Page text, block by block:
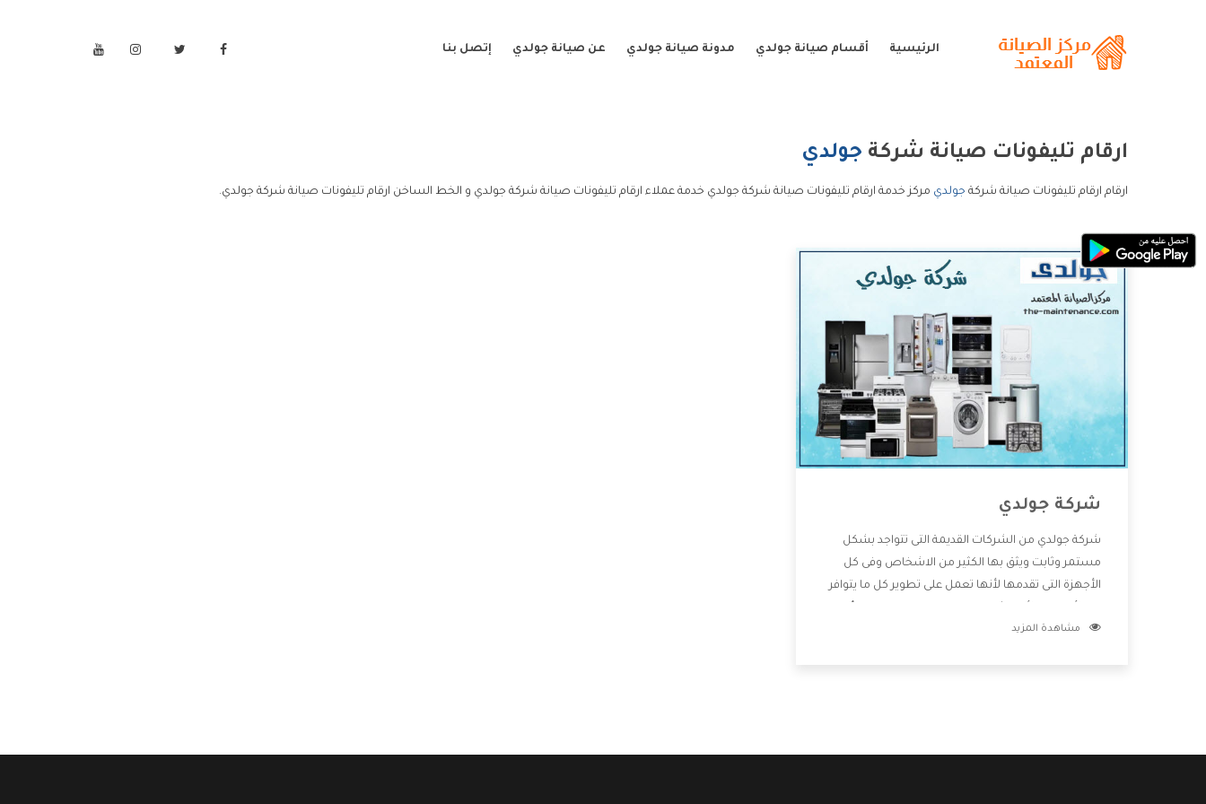
الرئيسية أقسام صيانة جولدي مدونة صيانة جولدي عن صيانة جولدي إتصل بنا
ارقام تليفونات صيانة شركة جولدي
ارقام ارقام تليفونات صيانة شركة جولدي مركز خدمة ارقام تليفونات صيانة شركة جولدي خدمة عملاء ارقام تليفونات صيانة شركة جولدي و الخط الساخن ارقام تليفونات صيانة شركة جولدي.
شركة جولدي
شركة جولدي من الشركات القديمة التى تتواجد بشكل
مستمر وثابت ويثق بها الكثير من الاشخاص وفى كل
الأجهزة التى تقدمها لأنها تعمل على تطوير كل ما يتوافر
خدمات ما بعد البيع مع المنتجات وتقدم للعملاء أقوى
مشاهدة المزيد